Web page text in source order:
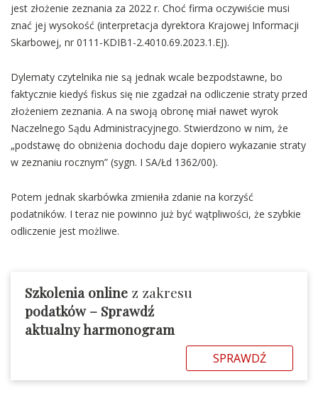
jest złożenie zeznania za 2022 r. Choć firma oczywiście musi
znać jej wysokość (interpretacja dyrektora Krajowej Informacji
Skarbowej, nr 0111-KDIB1-2.4010.69.2023.1.EJ).
Dylematy czytelnika nie są jednak wcale bezpodstawne, bo
faktycznie kiedyś fiskus się nie zgadzał na odliczenie straty przed
złożeniem zeznania. A na swoją obronę miał nawet wyrok
Naczelnego Sądu Administracyjnego. Stwierdzono w nim, że
„podstawę do obniżenia dochodu daje dopiero wykazanie straty
w zeznaniu rocznym” (sygn. I SA/Łd 1362/00).
Potem jednak skarbówka zmieniła zdanie na korzyść
podatników. I teraz nie powinno już być wątpliwości, że szybkie
odliczenie jest możliwe.
Szkolenia online z zakresu
podatków – Sprawdź
aktualny harmonogram
SPRAWDŹ